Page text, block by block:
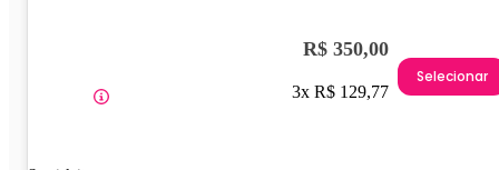
R$ 350,00
3x R$ 129,77
Selecionar